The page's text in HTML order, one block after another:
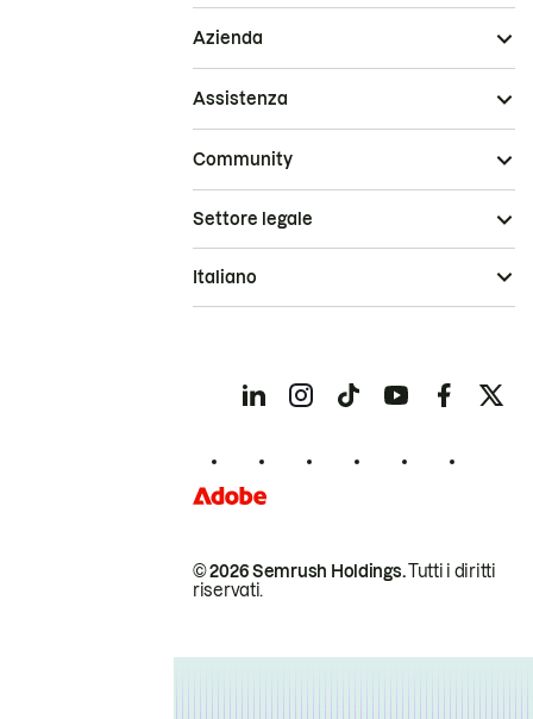
Azienda
Assistenza
Community
© 2026 Semrush Holdings.Tutti i diritti
riservati.
Settore legale
Italiano